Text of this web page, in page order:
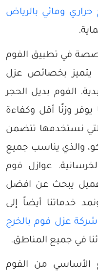
ومائي بالرياض
في تطبيق الفوم
يتميز بخصائص عزل
الفوم بديل الحجر
وزنًا أقل وكفاءة
نستخدمها تتضمن
والذي يناسب جميع
عوازل فوم
عميل يبحث عن افضل
خدماتنا أيضاً إلى
شركة عزل فوم بالخرج
في جميع المناطق.
الأساسي من الفوم